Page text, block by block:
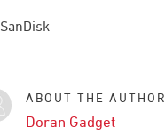
SanDisk
ABOUT THE AUTHOR
Doran Gadget